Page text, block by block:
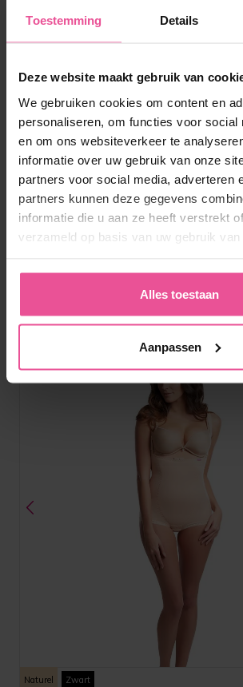
Toestemming Details
Deze website maakt gebruik van
We gebruiken cookies om content en
personaliseren, om functies voor social
en om ons websiteverkeer te
informatie over uw gebruik van onze
partners voor social media, adverteren
partners kunnen deze gegevens
informatie die u aan ze heeft verstrekt
verzameld op basis van uw gebruik van
Alles toestaan
Aanpassen
Naturel Zwart
VH special Comfort
Drukpak met ritsen aan beide zijkanten
voorkant, afneembare bandjes,
Naturel Zwart